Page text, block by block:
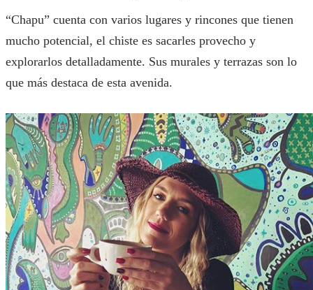
“Chapu” cuenta con varios lugares y rincones que tienen
mucho potencial, el chiste es sacarles provecho y
explorarlos detalladamente. Sus murales y terrazas son lo
que más destaca de esta avenida.